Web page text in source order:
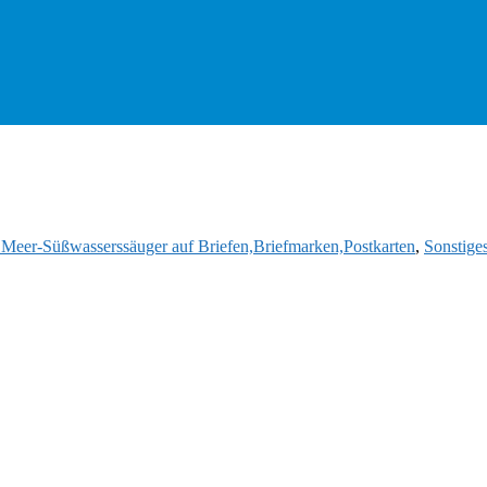
Süßwasserssäuger auf Briefen,Briefmarken,Postkarten,